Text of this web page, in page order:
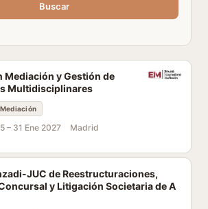
Buscar
Mediación y Gestión de
Multidisciplinares
– 31 Ene 2027 Madrid
JUC de Reestructuraciones,
y Litigación Societaria de A